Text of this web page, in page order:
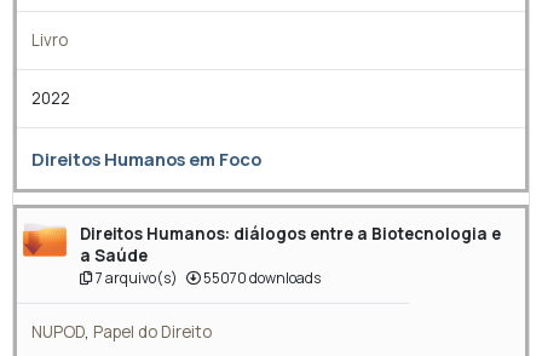
Livro
2022
Direitos Humanos em Foco
Direitos Humanos: diálogos entre a Biotecnologia e
a Saúde
7 arquivo(s) 55070 downloads
NUPOD, Papel do Direito